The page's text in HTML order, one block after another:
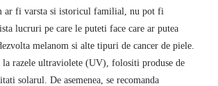
ar fi varsta si istoricul familial, nu pot fi
lucruri pe care le puteti face care ar putea
melanom si alte tipuri de cancer de piele.
razele ultraviolete (UV), folositi produse de
solarul. De asemenea, se recomanda